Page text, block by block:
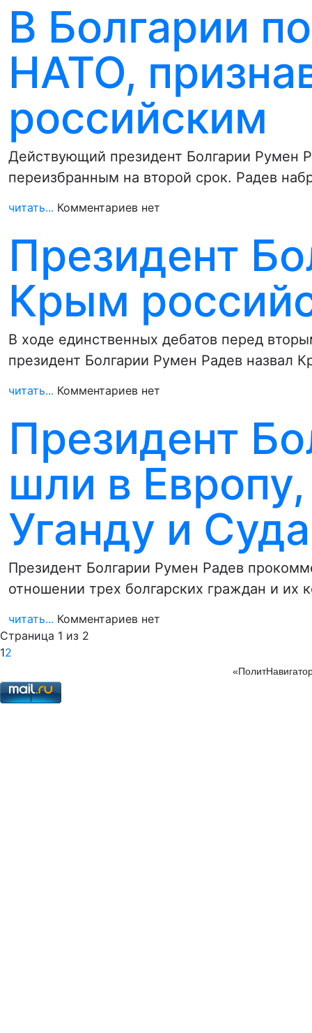
В Болгарии
НАТО,
российским
Действующий президент Болгарии Румен
переизбранным на второй срок. Радев
читать... Комментариев нет
Президент
Крым
В ходе единственных дебатов перед
президент Болгарии Румен Радев назвал
читать... Комментариев нет
Президент
шли в
Уганду и
Президент Болгарии Румен Радев
отношении трех болгарских граждан и их
читать... Комментариев нет
Страница 1 из 2
12